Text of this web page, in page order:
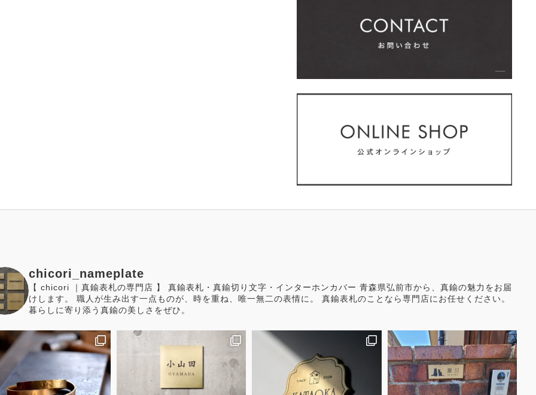
chicori_nameplate
【 chicori ｜真鍮表札の専門店 】 真鍮表札・真鍮切り文字・インターホンカバー 青森県弘前市から、真鍮の魅力をお届
けします。 職人が生み出す一点ものが、時を重ね、唯一無二の表情に。 真鍮表札のことなら専門店にお任せください。
暮らしに寄り添う真鍮の美しさをぜひ。